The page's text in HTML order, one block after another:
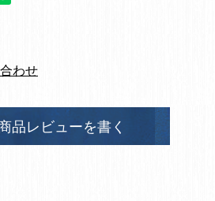
わせ
品レビューを書く